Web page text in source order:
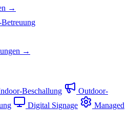
→
→
Beschallung
Outdoor-
Digital Signage
Managed